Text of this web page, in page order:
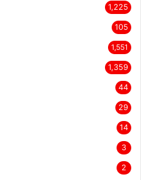
1,225
105
1,551
1,359
44
29
14
3
2